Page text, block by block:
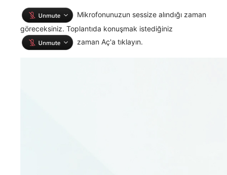
Mikrofonunuzun sessize alındığı zaman
göreceksiniz. Toplantıda konuşmak istediğiniz
zaman Aç'a tıklayın.